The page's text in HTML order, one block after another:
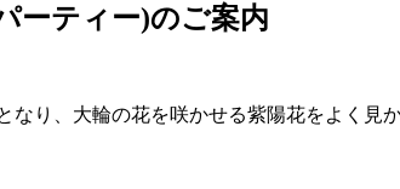
ーティー)のご案内
なり、大輪の花を咲かせる紫陽花をよく